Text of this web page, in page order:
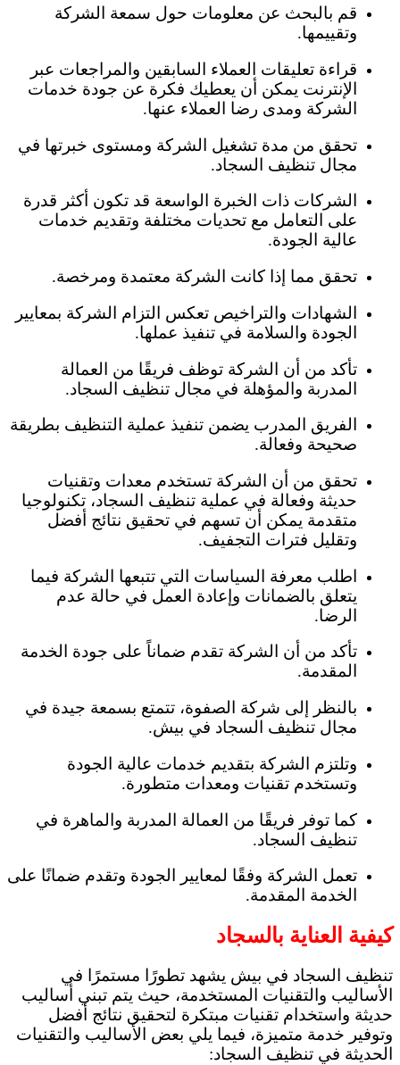
قم بالبحث عن معلومات حول سمعة الشركة
وتقييمها.
قراءة تعليقات العملاء السابقين والمراجعات عبر
الإنترنت يمكن أن يعطيك فكرة عن جودة خدمات
الشركة ومدى رضا العملاء عنها.
تحقق من مدة تشغيل الشركة ومستوى خبرتها في
مجال تنظيف السجاد.
الشركات ذات الخبرة الواسعة قد تكون أكثر قدرة
على التعامل مع تحديات مختلفة وتقديم خدمات
عالية الجودة.
تحقق مما إذا كانت الشركة معتمدة ومرخصة.
الشهادات والتراخيص تعكس التزام الشركة بمعايير
الجودة والسلامة في تنفيذ عملها.
تأكد من أن الشركة توظف فريقًا من العمالة
المدربة والمؤهلة في مجال تنظيف السجاد.
الفريق المدرب يضمن تنفيذ عملية التنظيف بطريقة
صحيحة وفعالة.
تحقق من أن الشركة تستخدم معدات وتقنيات
حديثة وفعالة في عملية تنظيف السجاد، تكنولوجيا
متقدمة يمكن أن تسهم في تحقيق نتائج أفضل
وتقليل فترات التجفيف.
اطلب معرفة السياسات التي تتبعها الشركة فيما
يتعلق بالضمانات وإعادة العمل في حالة عدم
الرضا.
تأكد من أن الشركة تقدم ضماناً على جودة الخدمة
المقدمة.
بالنظر إلى شركة الصفوة، تتمتع بسمعة جيدة في
مجال تنظيف السجاد في بيش.
وتلتزم الشركة بتقديم خدمات عالية الجودة
وتستخدم تقنيات ومعدات متطورة.
كما توفر فريقًا من العمالة المدربة والماهرة في
تنظيف السجاد.
تعمل الشركة وفقًا لمعايير الجودة وتقدم ضمانًا على
الخدمة المقدمة.
كيفية العناية بالسجاد
تنظيف السجاد في بيش يشهد تطورًا مستمرًا في
الأساليب والتقنيات المستخدمة، حيث يتم تبني أساليب
حديثة واستخدام تقنيات مبتكرة لتحقيق نتائج أفضل
وتوفير خدمة متميزة، فيما يلي بعض الأساليب والتقنيات
الحديثة في تنظيف السجاد: